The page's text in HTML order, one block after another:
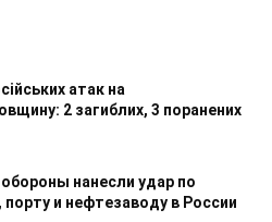
атак на
2 загиблих, 3 поранених
нанесли удар по
порту и нефтезаводу в России